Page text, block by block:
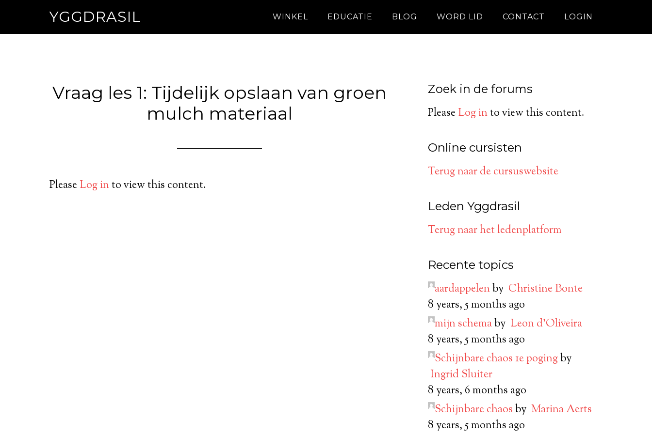
YGGDRASIL WINKEL EDUCATIE BLOG WORD LID CONTACT LOGIN
Vraag les 1: Tijdelijk opslaan van groen
mulch materiaal
PleaseLog into view this content.
Zoek in de forums
PleaseLog into view this content.
Online cursisten
Terug naar de cursuswebsite
Leden Yggdrasil
Terug naar het ledenplatform
Recente topics
aardappelenby Christine Bonte
8 years, 5 months ago
mijn schemaby Leon d’Oliveira
8 years, 5 months ago
Schijnbare chaos 1e pogingby
Ingrid Sluiter
8 years, 6 months ago
Schijnbare chaosby Marina Aerts
8 years, 5 months ago